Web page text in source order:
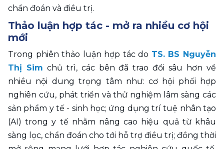
chẩn đoán và điều trị.
Thảo luận hợp tác - mở ra nhiều cơ hội
mới
Trong phiên thảo luận hợp tác do TS. BS Nguyễn
Thị Sim chủ trì, các bên đã trao đổi sâu hơn về
nhiều nội dung trọng tâm như: cơ hội phối hợp
nghiên cứu, phát triển và thử nghiệm lâm sàng các
sản phẩm y tế - sinh học; ứng dụng trí tuệ nhân tạo
(AI) trong y tế nhằm nâng cao hiệu quả từ khâu
sàng lọc, chẩn đoán cho tới hỗ trợ điều trị; đồng thời